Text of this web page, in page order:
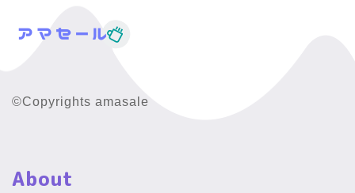
©Copyrights amasale
About